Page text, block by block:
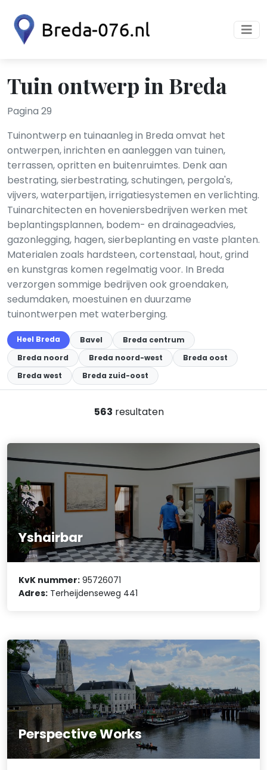
Tuin ontwerp in Breda
Pagina 29
Tuinontwerp en tuinaanleg in Breda omvat het
ontwerpen, inrichten en aanleggen van tuinen,
terrassen, opritten en buitenruimtes. Denk aan
bestrating, sierbestrating, schutingen, pergola's,
vijvers, waterpartijen, irrigatiesystemen en verlichting.
Tuinarchitecten en hoveniersbedrijven werken met
beplantingsplannen, bodem- en drainageadvies,
gazonlegging, hagen, sierbeplanting en vaste planten.
Materialen zoals hardsteen, cortenstaal, hout, grind
en kunstgras komen regelmatig voor. In Breda
verzorgen sommige bedrijven ook groendaken,
sedumdaken, moestuinen en duurzame
tuinontwerpen met waterberging.
Heel Breda Bavel
Breda centrum
Breda noord
Breda noord-west
Breda oost
Breda west
Breda zuid-oost
563 resultaten
Yshairbar
KvK nummer: 95726071
Adres: Terheijdenseweg 441
Perspective Works